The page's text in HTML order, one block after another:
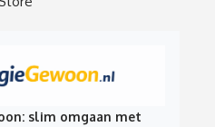
slim omgaan met